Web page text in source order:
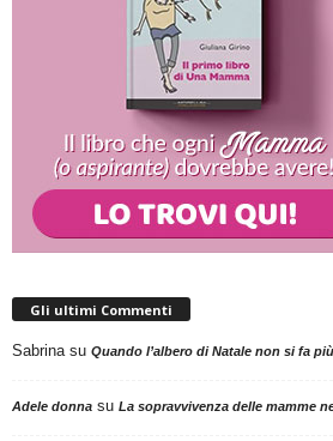
Gli ultimi Commenti
Sabrina su Quando l’albero di Natale non si fa
Adele donna su La sopravvivenza delle mamme